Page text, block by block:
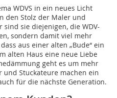
WDVS in ein neues Licht
den Stolz der Maler und
sind sie diejenigen, die WDV-
sondern damit viel mehr
aus einer alten „Bude“ ein
alten Haus eine neue Liebe
geht es um mehr
Stuckateure machen ein
für die nächste Generation.